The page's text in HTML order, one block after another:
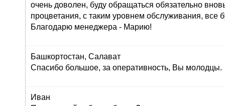
очень доволен, буду обращаться обязательно
процветания, с таким уровнем обслуживания, все
Благодарю менеджера - Марию!
Башкортостан, Салават
Спасибо большое, за оперативность, Вы молодцы.
Иван